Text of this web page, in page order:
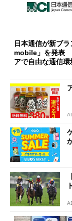
日本通信が新ブ
mobile」を発表
アで自由な通信環